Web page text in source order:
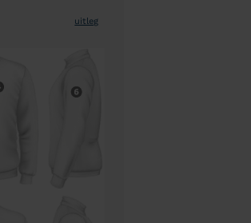
uitleg